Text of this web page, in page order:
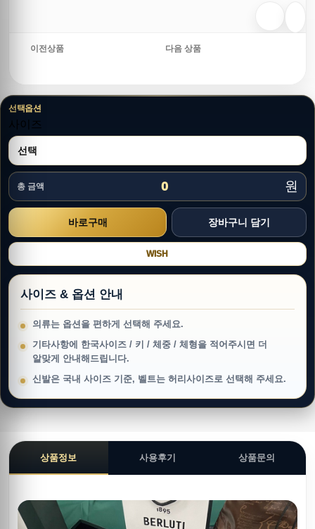
이전상품 다음 상품
선택옵션
사이즈
총 금액 0 원
WISH
사이즈 & 옵션 안내
의류는 옵션을 편하게 선택해 주세요.
기타사항에 한국사이즈 / 키 / 체중 / 체형을 적어주시면 더
알맞게 안내해드립니다.
신발은 국내 사이즈 기준, 벨트는 허리사이즈로 선택해 주세요.
상품정보 사용후기 상품문의